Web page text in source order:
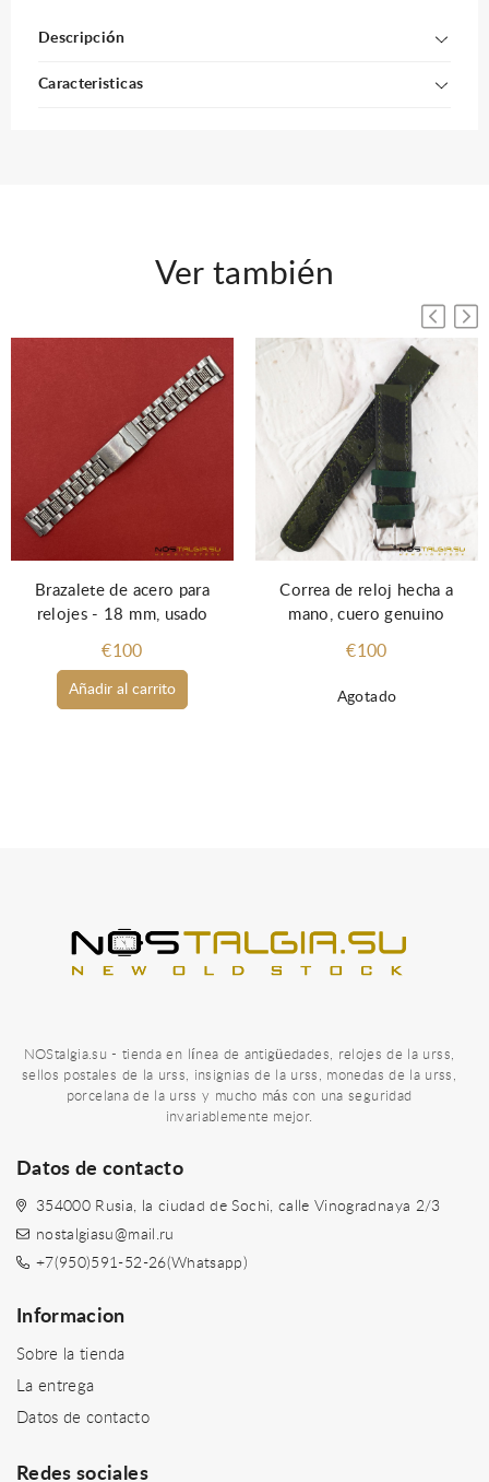
Descripción
Caracteristicas
Ver también
Añadir al carrito
Brazalete de acero para
relojes - 18 mm, usado
€100
Agotado
Correa de reloj hecha a
mano, cuero genuino
€100
NOStalgia.su - tienda en línea de antigüedades, relojes de la urss,
sellos postales de la urss, insignias de la urss, monedas de la urss,
porcelana de la urss y mucho más con una seguridad
invariablemente mejor.
Datos de contacto
354000 Rusia, la ciudad de Sochi, calle Vinogradnaya 2/3
nostalgiasu@mail.ru
+7(950)591-52-26(Whatsapp)
Informacion
Sobre la tienda
La entrega
Datos de contacto
Redes sociales